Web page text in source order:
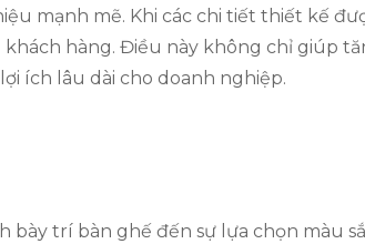
mạnh mẽ. Khi các chi tiết thiết kế
hàng. Điều này không chỉ giúp
ích lâu dài cho doanh nghiệp.
trí bàn ghế đến sự lựa chọn màu